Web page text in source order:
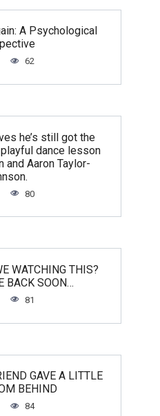
A Psychological
62
he’s still got the
dance lesson
and Aaron Taylor-
80
WATCHING THIS?
BACK SOON…
81
GAVE A LITTLE
BEHIND
84